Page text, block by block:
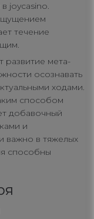
joycasino.
течение
развитие мета-
осознавать
ходами.
способом
добавочный
и
важно в тяжелых
способны